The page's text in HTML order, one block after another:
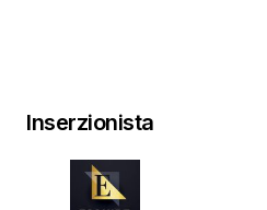
Inserzionista